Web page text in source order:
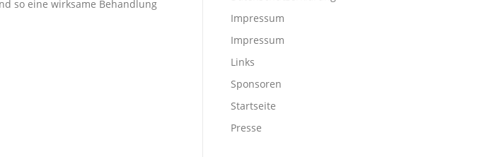
so eine wirksame Behandlung
Impressum
Impressum
Links
Sponsoren
Startseite
Presse